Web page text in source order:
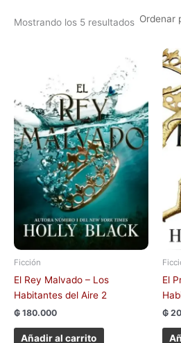
Mostrando los 5 resultados
Ficción
El Rey Malvado – Los
Habitantes del Aire 2
₲ 180.000
Añadir al carrito
El
₲